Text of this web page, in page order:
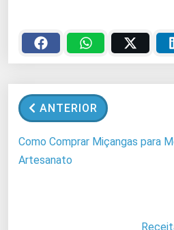
e
g
n
d
.
ANTERIOR
Como Comprar Miçangas para
Artesanato